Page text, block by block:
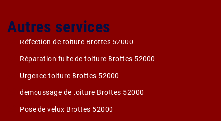
Autres services
Réfection de toiture Brottes 52000
Réparation fuite de toiture Brottes 52000
Urgence toiture Brottes 52000
demoussage de toiture Brottes 52000
Pose de velux Brottes 52000